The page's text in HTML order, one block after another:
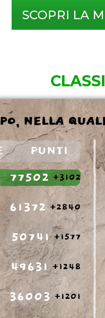
SCOPRI LA
NELLA
PUNTI
77502 +3102
61372 +2840
50741 +1577
49631 +1248
36003 +1201